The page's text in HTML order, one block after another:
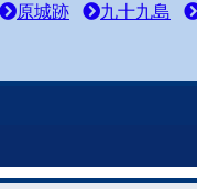
原城跡 九十九島